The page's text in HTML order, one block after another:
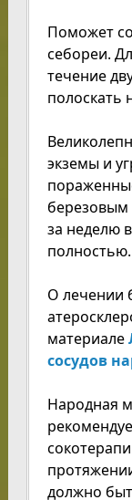
Поможет
себореи.
течение
полоскать
экземы и
березовым
за неделю
полностью.
О лечении
материале
сосудов
Народная
должно